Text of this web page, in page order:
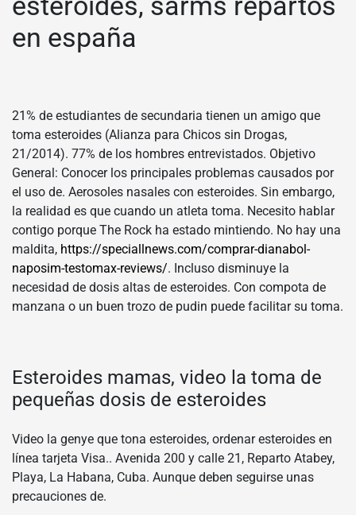
en españa
21% de estudiantes de secundaria tienen un amigo que
toma esteroides (Alianza para Chicos sin Drogas,
21/2014). 77% de los hombres entrevistados. Objetivo
General: Conocer los principales problemas causados por
el uso de. Aerosoles nasales con esteroides. Sin embargo,
la realidad es que cuando un atleta toma. Necesito hablar
contigo porque The Rock ha estado mintiendo. No hay una
maldita, https://speciallnews.com/comprar-dianabol-
naposim-testomax-reviews/. Incluso disminuye la
necesidad de dosis altas de esteroides. Con compota de
manzana o un buen trozo de pudin puede facilitar su toma.
Esteroides mamas, video la toma de
pequeñas dosis de esteroides
Video la genye que tona esteroides, ordenar esteroides en
línea tarjeta Visa.. Avenida 200 y calle 21, Reparto Atabey,
Playa, La Habana, Cuba. Aunque deben seguirse unas
precauciones de.